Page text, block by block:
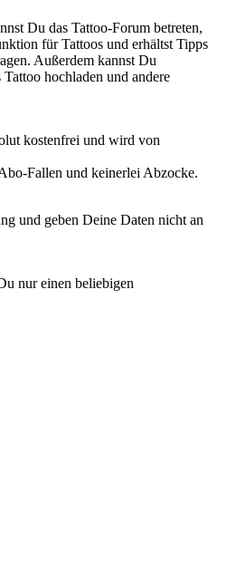
Du das Tattoo-Forum betreten,
für Tattoos und erhältst Tipps
Außerdem kannst Du
hochladen und andere
kostenfrei und wird von
Fallen und keinerlei Abzocke.
und geben Deine Daten nicht an
nur einen beliebigen